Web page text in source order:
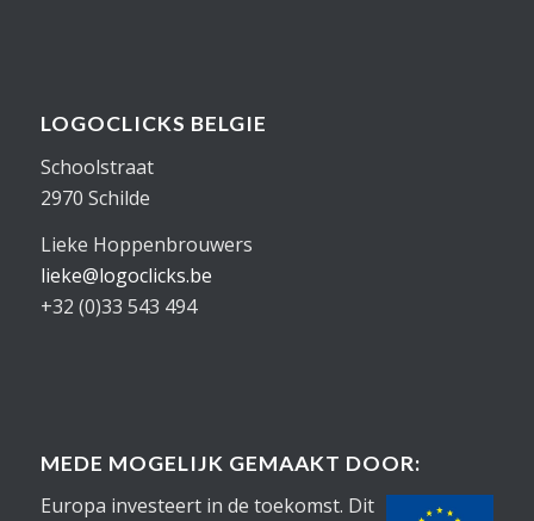
LOGOCLICKS BELGIE
Schoolstraat
2970 Schilde
Lieke Hoppenbrouwers
lieke@logoclicks.be
+32 (0)33 543 494
MEDE MOGELIJK GEMAAKT DOOR:
Europa investeert in de toekomst. Dit